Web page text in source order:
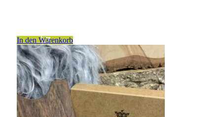
In den Warenkorb